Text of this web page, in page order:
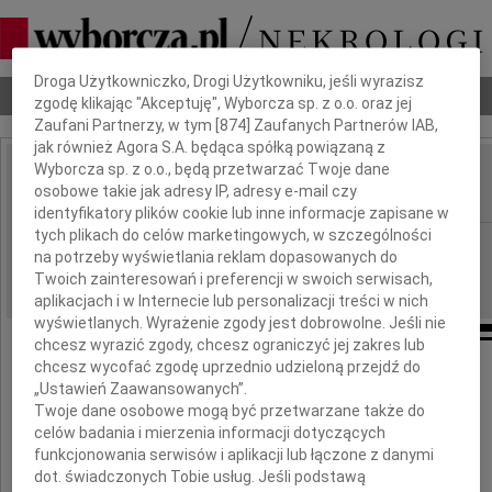
Nekrologi Odeszli Poradnik pogrzebowy
IMIĘ I NAZWISKO: Władysław Gliniak
REGION: Wrocław
DATA EMISJI: 17.12.2009
Z głębokim żalem żegnamy
Dbamy o Twoją prywatność
Droga Użytkowniczko, Drogi Użytkowniku, jeśli wyrazisz
zgodę klikając "Akceptuję", Wyborcza sp. z o.o. oraz jej
Zaufani Partnerzy, w tym [874 ] Zaufanych Partnerów IAB,
jak również Agora S.A. będąca spółką powiązaną z
Wyborcza sp. z o.o., będą przetwarzać Twoje dane
osobowe takie jak adresy IP, adresy e-mail czy
identyfikatory plików cookie lub inne informacje zapisane w
tych plikach do celów marketingowych, w szczególności
na potrzeby wyświetlania reklam dopasowanych do
Twoich zainteresowań i preferencji w swoich serwisach,
aplikacjach i w Internecie lub personalizacji treści w nich
wyświetlanych. Wyrażenie zgody jest dobrowolne. Jeśli nie
chcesz wyrazić zgody, chcesz ograniczyć jej zakres lub
chcesz wycofać zgodę uprzednio udzieloną przejdź do
„Ustawień Zaawansowanych”.
Twoje dane osobowe mogą być przetwarzane także do
celów badania i mierzenia informacji dotyczących
funkcjonowania serwisów i aplikacji lub łączone z danymi
dot. świadczonych Tobie usług. Jeśli podstawą